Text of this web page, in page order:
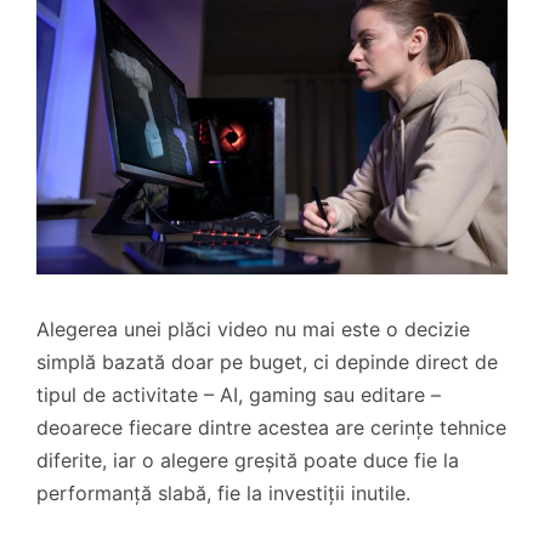
Alegerea unei plăci video nu mai este o decizie
simplă bazată doar pe buget, ci depinde direct de
tipul de activitate – AI, gaming sau editare –
deoarece fiecare dintre acestea are cerințe tehnice
diferite, iar o alegere greșită poate duce fie la
performanță slabă, fie la investiții inutile.